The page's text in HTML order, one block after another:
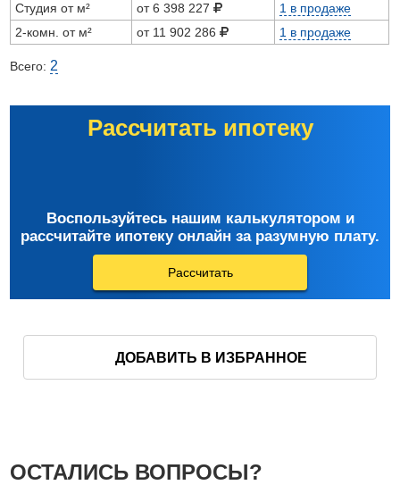
Студия от м² от 6 398 227
1 в продаже
2-комн. от м²
от 11 902 286 1 в продаже
Всего: 2
Рассчитать ипотеку
Воспользуйтесь нашим калькулятором и
рассчитайте ипотеку онлайн за разумную плату.
Рассчитать
ДОБАВИТЬ В ИЗБРАННОЕ
ОСТАЛИСЬ ВОПРОСЫ?